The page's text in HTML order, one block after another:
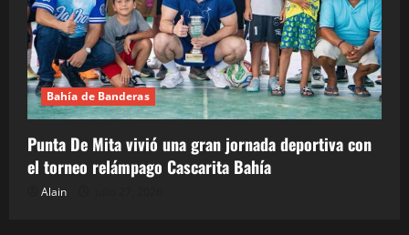
Bahía de Banderas
Punta De Mita vivió una gran jornada deportiva con
el torneo relámpago Cascarita Bahía
Alain